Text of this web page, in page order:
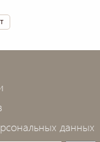
данных